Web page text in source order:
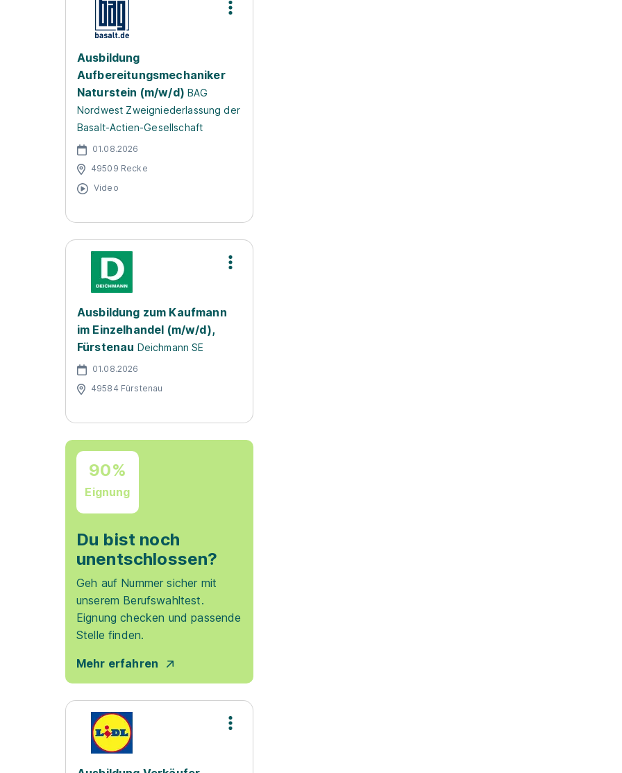
Ausbildung
Aufbereitungsmechaniker
Naturstein (m/w/d) BAG
Nordwest Zweigniederlassung der
Basalt-Actien-Gesellschaft
01.08.2026
49509 Recke
Video
Ausbildung zum Kaufmann
im Einzelhandel (m/w/d),
Fürstenau Deichmann SE
01.08.2026
49584 Fürstenau
90%
Eignung
Du bist noch
unentschlossen?
Geh auf Nummer sicher mit
unserem Berufswahltest.
Eignung checken und passende
Stelle finden.
Mehr erfahren